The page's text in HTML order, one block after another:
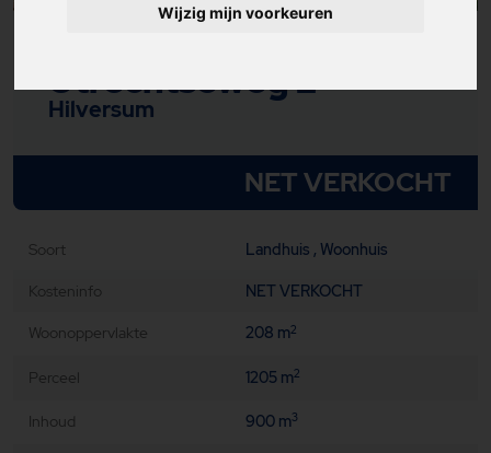
Wijzig mijn voorkeuren
Utrechtseweg 2
Hilversum
NET VERKOCHT
Soort Landhuis , Woonhuis
Kosteninfo NET VERKOCHT
Woonoppervlakte 208 m2
Perceel 1205 m2
Inhoud 900 m3